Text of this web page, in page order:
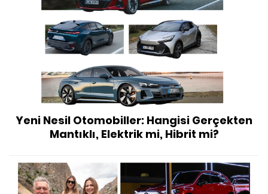
Yeni Nesil Otomobiller: Hangisi Gerçekten
Mantıklı, Elektrik mi, Hibrit mi?